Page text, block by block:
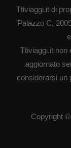
Ttiviaggi.it di
Palazzo C,
Ttiviaggi.it non
aggiornato
considerarsi un
Copyright